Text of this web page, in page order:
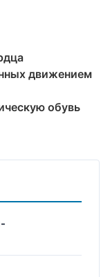
движением
обувь